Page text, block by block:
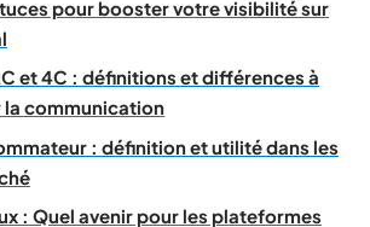
pour booster votre visibilité sur
et 4C : définitions et différences à
communication
: définition et utilité dans les
: Quel avenir pour les plateformes